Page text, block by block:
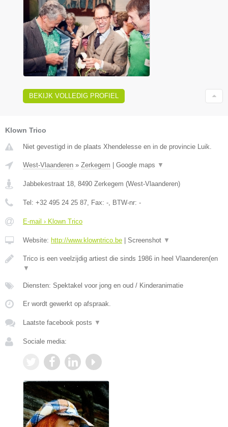
BEKIJK VOLLEDIG PROFIEL
Klown Trico
Niet gevestigd in de plaats Xhendelesse en in de provincie Luik.
West-Vlaanderen » Zerkegem Google maps ▼
Jabbekestraat 18, 8490 Zerkegem (West-Vlaanderen)
Tel: +32 495 24 25 87, Fax: -, BTW-nr: -
E-mail › Klown Trico
Website: http://www.klowntrico.be Screenshot ▼
Trico is een veelzijdig artiest die sinds 1986 in heel Vlaanderen(en
▼
Diensten: Spektakel voor jong en oud / Kinderanimatie
Er wordt gewerkt op afspraak.
Laatste facebook posts ▼
Sociale media: